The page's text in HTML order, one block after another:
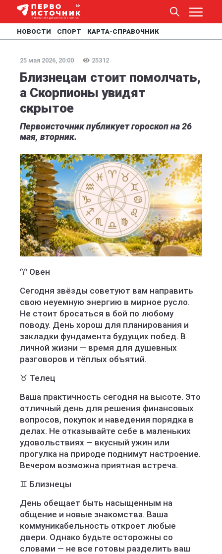
НОВОСТИ СПОРТ КАРТА-СПРАВОЧНИК
25 мая 2026, 20:00 25312
Близнецам стоит помолчать,
а Скорпионы увидят
скрытое
Первоисточник публикует гороскоп на 26
мая, вторник.
♈ Овен
Сегодня звёзды советуют вам направить
свою неуемную энергию в мирное русло.
Не стоит бросаться в бой по любому
поводу. День хорош для планирования и
закладки фундамента будущих побед. В
личной жизни — время для душевных
разговоров и тёплых объятий.
♉ Телец
Ваша практичность сегодня на высоте. Это
отличный день для решения финансовых
вопросов, покупок и наведения порядка в
делах. Не отказывайте себе в маленьких
удовольствиях — вкусный ужин или
прогулка на природе поднимут настроение.
Вечером возможна приятная встреча.
♊ Близнецы
День обещает быть насыщенным на
общение и новые знакомства. Ваша
коммуникабельность откроет любые
двери. Однако будьте осторожны со
словами — не все готовы разделить ваш